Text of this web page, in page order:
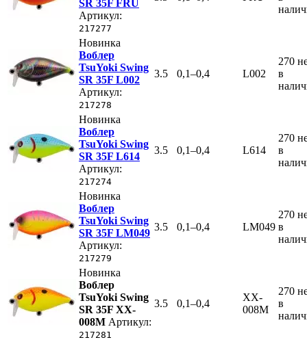
SR 35F FRU
Артикул:
217277
Новинка
Воблер
TsuYoki Swing
SR 35F L002
Артикул:
217278
3.5 0,1–0,4 L002
270
в
Новинка
Воблер
TsuYoki Swing
SR 35F L614
Артикул:
217274
3.5 0,1–0,4 L614
270
в
Новинка
Воблер
TsuYoki Swing
SR 35F LM049
Артикул:
217279
3.5 0,1–0,4 LM049
270
в
Новинка
Воблер
TsuYoki Swing
SR 35F XX-
008M Артикул:
217281
3.5 0,1–0,4
XX-
008M
270
в